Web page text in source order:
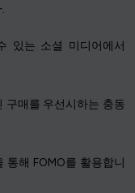
있는 소셜 미디어에서
구매를 우선시하는 충동
통해 FOMO를 활용합니